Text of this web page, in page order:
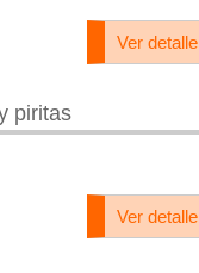
Ver detalle
piritas
Ver detalle